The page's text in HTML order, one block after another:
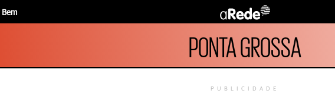
Bem
PONTA GROSSA
PUBLICIDADE